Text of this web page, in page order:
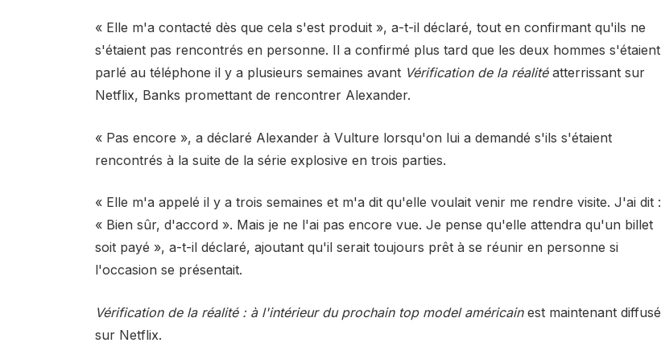
« Elle m'a contacté dès que cela s'est produit », a-t-il déclaré, tout en confirmant qu'ils ne
s'étaient pas rencontrés en personne. Il a confirmé plus tard que les deux hommes s'étaient
parlé au téléphone il y a plusieurs semaines avant Vérification de la réalitéatterrissant sur
Netflix, Banks promettant de rencontrer Alexander.
« Pas encore », a déclaré Alexander à Vulture lorsqu'on lui a demandé s'ils s'étaient
rencontrés à la suite de la série explosive en trois parties.
« Elle m'a appelé il y a trois semaines et m'a dit qu'elle voulait venir me rendre visite. J'ai dit :
« Bien sûr, d'accord ». Mais je ne l'ai pas encore vue. Je pense qu'elle attendra qu'un billet
soit payé », a-t-il déclaré, ajoutant qu'il serait toujours prêt à se réunir en personne si
l'occasion se présentait.
Vérification de la réalité : à l'intérieur du prochain top model américainest maintenant diffusé
sur Netflix.